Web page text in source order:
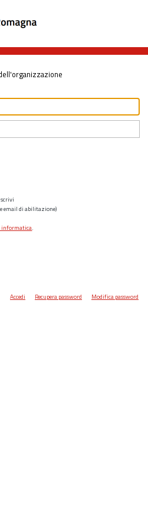
email di abilitazione)
informatica.
Accedi Recupera password Modifica password